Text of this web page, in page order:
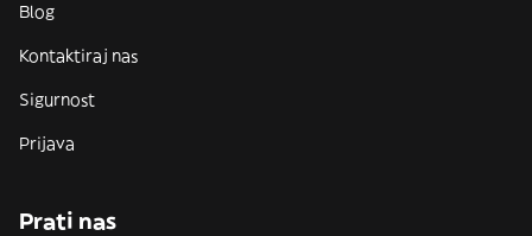
Blog
Kontaktiraj nas
Sigurnost
Prijava
Prati nas